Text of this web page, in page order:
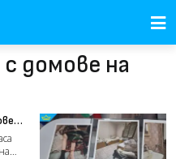
домове на